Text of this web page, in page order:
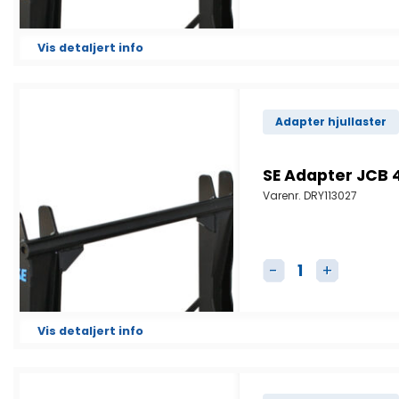
Vis detaljert info
Adapter hjullaster
SE Adapter JCB
Varenr.DRY113027
SE Adapter JCB
Vis detaljert info